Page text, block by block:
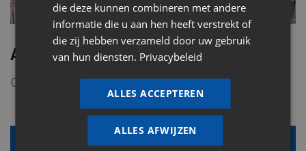
Afstandhouders
Contacteer ons voor meer info.
Alle info
die deze kunnen combineren met andere
informatie die u aan hen heeft verstrekt of
die zij hebben verzameld door uw gebruik
van hun diensten. Privacybeleid
ALLES ACCEPTEREN
ALLES AFWIJZEN